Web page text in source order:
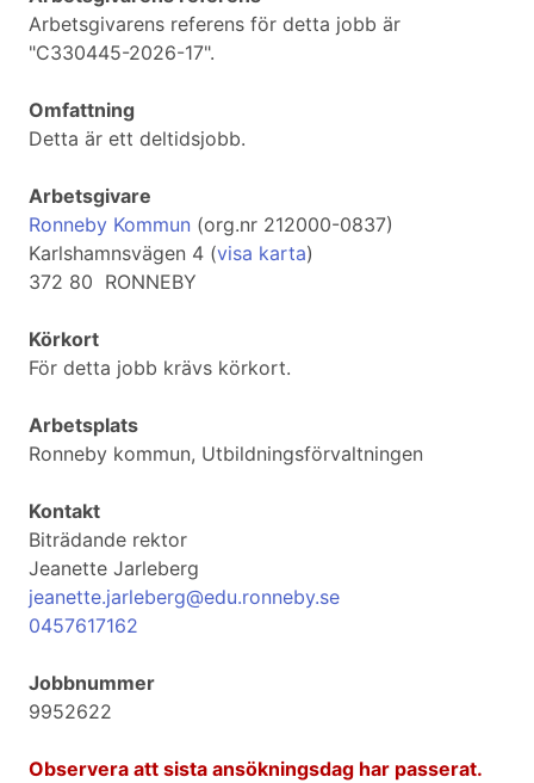
Arbetsgivarens referens för detta jobb är
"C330445-2026-17".
Omfattning
Detta är ett deltidsjobb.
Arbetsgivare
Ronneby Kommun (org.nr 212000-0837)
Karlshamnsvägen 4 (visa karta)
372 80 RONNEBY
Körkort
För detta jobb krävs körkort.
Arbetsplats
Ronneby kommun, Utbildningsförvaltningen
Kontakt
Biträdande rektor
Jeanette Jarleberg
jeanette.jarleberg@edu.ronneby.se
0457617162
Jobbnummer
9952622
Observera att sista ansökningsdag har passerat.